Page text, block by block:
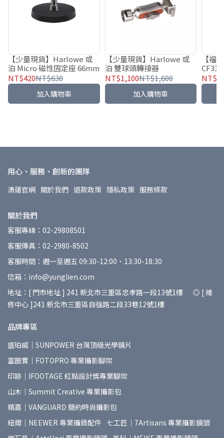
【少量現貨】Harlowe 或
泊 Micro 磁性固定座 66mm
NT$420NT$630
加入購物車
【少量現貨】Harlowe 或
泊 雙球頭轉接器
NT$1,100NT$1,600
加入購物車
【福
用心、服務、創新的團隊
湧蓮官網 關於我們 退款政策 隱私政策 服務條款
關於我們
客服專線：02-29808501
客服傳真：02-2980-8502
客服時間：週一至週五 09:30-12:00、13:30-18:30
信箱：info@yunglien.com
地址：[ 門市地址 ] 241 新北市三重區忠孝路一段13號1樓 ◎ [ 維
修中心 ]241 新北市三重區自強路二段33巷12號1樓
品牌專區
盛珀威｜SUNPOWER 台灣頂級光學鏡片
富圖寶｜FOTOPRO 專業攝影腳架
印跡｜IFOOTAGE 紅點設計獎專業腳架
山木｜Summit Creative 專業攝影包
精嘉｜VANGUARD 簡約時尚攝影包
紐爾｜NEEWER 專業攝錄配件 七工匠｜7Artisans 專業攝影鏡頭